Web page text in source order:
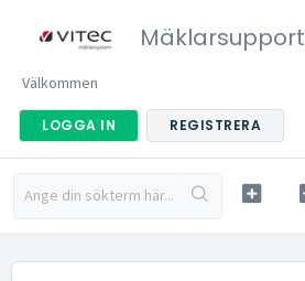
Välkommen
LOGGA IN REGISTRERA